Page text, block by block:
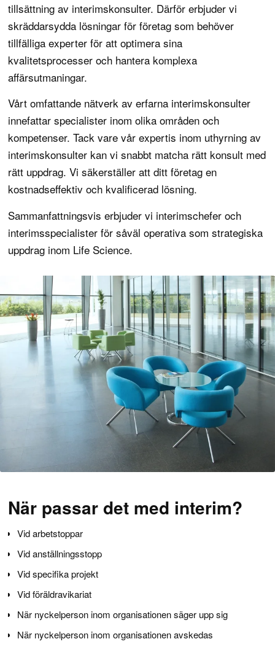
tillsättning av interimskonsulter. Därför erbjuder vi
skräddarsydda lösningar för företag som behöver
tillfälliga experter för att optimera sina
kvalitetsprocesser och hantera komplexa
affärsutmaningar.
Vårt omfattande nätverk av erfarna interimskonsulter
innefattar specialister inom olika områden och
kompetenser. Tack vare vår expertis inom uthyrning av
interimskonsulter kan vi snabbt matcha rätt konsult med
rätt uppdrag. Vi säkerställer att ditt företag en
kostnadseffektiv och kvalificerad lösning.
Sammanfattningsvis erbjuder vi interimschefer och
interimsspecialister för såväl operativa som strategiska
uppdrag inom Life Science.
När passar det med interim?
Vid arbetstoppar
Vid anställningsstopp
Vid specifika projekt
Vid föräldravikariat
När nyckelperson inom organisationen säger upp sig
När nyckelperson inom organisationen avskedas